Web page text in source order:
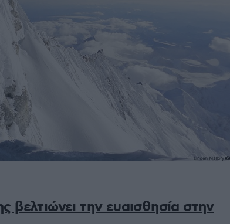
την ευαισθησία στην